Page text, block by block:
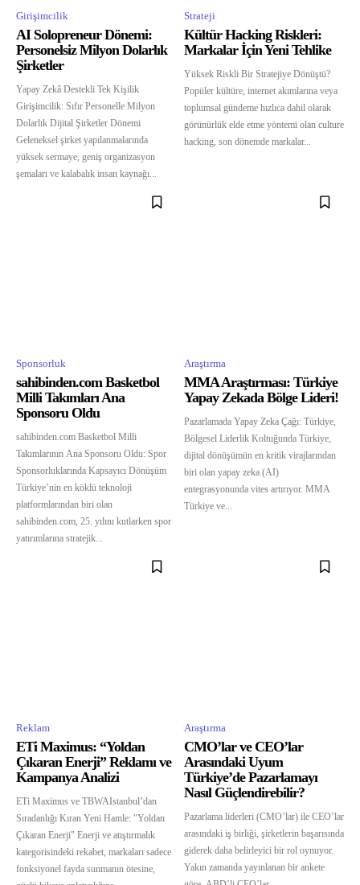
Girişimcilik
AI Solopreneur Dönemi:
Personelsiz Milyon Dolarlık
Şirketler
Yapay Zekâ Destekli Tek Kişilik
Girişimcilik: Sıfır Personelle Milyon
Dolarlık Dijital Şirketler Dönemi
Geleneksel şirket yapılanmalarında
yüksek sermaye, geniş organizasyon
şemaları ve kalabalık insan kaynağı...
Strateji
Kültür Hacking Riskleri:
Markalar İçin Yeni Tehlike
Yüksek Riskli Bir Stratejiye Dönüştü?
Popüler kültüre, internet akımlarına veya
toplumsal gündeme hızlıca dahil olarak
görünürlük elde etme yöntemi olan culture
hacking, son dönemde markalar...
Sponsorluk
sahibinden.com Basketbol
Milli Takımları Ana
Sponsoru Oldu
sahibinden.com Basketbol Milli
Takımlarının Ana Sponsoru Oldu: Spor
Sponsorluklarında Kapsayıcı Dönüşüm
Türkiye’nin en köklü teknoloji
platformlarından biri olan
sahibinden.com, 25. yılını kutlarken spor
yatırımlarına stratejik...
Araştırma
MMA Araştırması: Türkiye
Yapay Zekada Bölge Lideri!
Pazarlamada Yapay Zeka Çağı: Türkiye,
Bölgesel Liderlik Koltuğunda Türkiye,
dijital dönüşümün en kritik virajlarından
biri olan yapay zeka (AI)
entegrasyonunda vites artırıyor. MMA
Türkiye ve...
Reklam
ETi Maximus: “Yoldan
Çıkaran Enerji” Reklamı ve
Kampanya Analizi
ETi Maximus ve TBWAIstanbul’dan
Sıradanlığı Kıran Yeni Hamle: "Yoldan
Çıkaran Enerji" Enerji ve atıştırmalık
kategorisindeki rekabet, markaları sadece
fonksiyonel fayda sunmanın ötesine,
Araştırma
CMO’lar ve CEO’lar
Arasındaki Uyum
Türkiye’de Pazarlamayı
Nasıl Güçlendirebilir?
Pazarlama liderleri (CMO’lar) ile CEO’lar
arasındaki iş birliği, şirketlerin başarısında
giderek daha belirleyici bir rol oynuyor.
Yakın zamanda yayınlanan bir ankete